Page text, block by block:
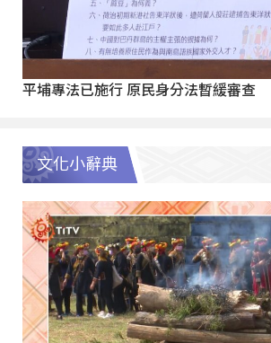
平埔專法已施行 原民身分法暫緩審查
文化小辭典